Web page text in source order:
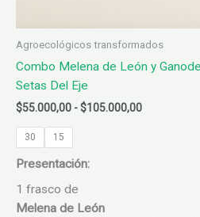
Agroecológicos transformados
Combo Melena de León y
Setas Del Eje
$55.000,00 -$105.000,00Rango
30 15
Presentación:
1 frasco de
Melena de León